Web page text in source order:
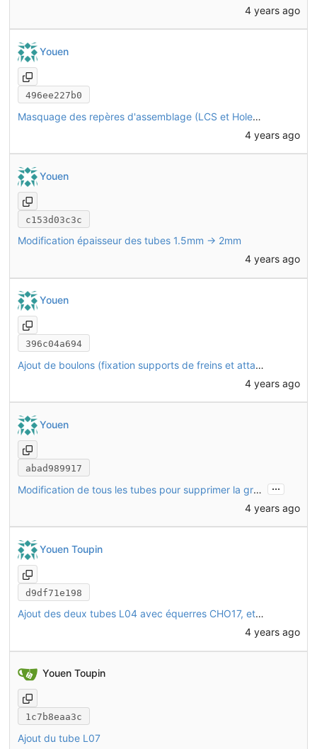
4 years ago
Youen
496ee227b0
Masquage des repères d'assemblage (LCS et HoleAxis) sur toutes les pièces
4 years ago
Youen
c153d03c3c
Modification épaisseur des tubes 1.5mm -> 2mm
4 years ago
Youen
396c04a694
Ajout de boulons (fixation supports de freins et attache remorque)
4 years ago
Youen
abad989917
Modification de tous les tubes pour supprimer la gravure des références
...
4 years ago
Youen Toupin
d9df71e198
Ajout des deux tubes L04 avec équerres CHO17, et de CHO13
4 years ago
Youen Toupin
1c7b8eaa3c
Ajout du tube L07